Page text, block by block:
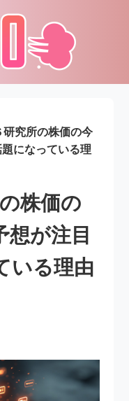
研究所の株価の今
になっている理
株価の
想が注目
いる理由